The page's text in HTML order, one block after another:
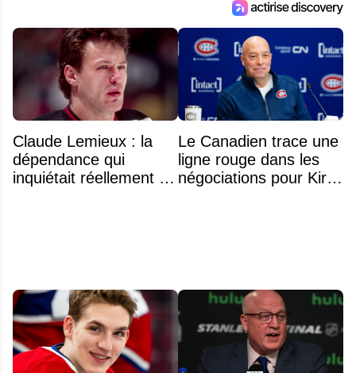
Claude Lemieux : la
dépendance qui
inquiétait réellement sa
Le Canadien trace une
ligne rouge dans les
négociations pour Kirill